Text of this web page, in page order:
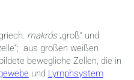
griech. makrós„groß“ und
aus großen weißen
bewegliche Zellen, die in
und Lymphsystem